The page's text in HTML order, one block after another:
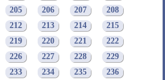
205 206 207
208
212 213 214
215
219 220 221
222
226 227 228
229
233 234 235
236